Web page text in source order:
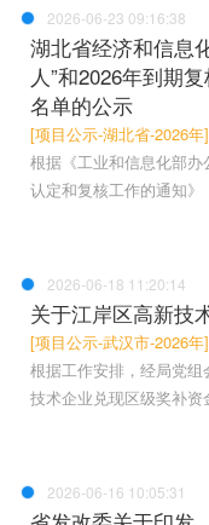
2026-06-23 09:16:38
湖北省经济和信息
人”和2026年到期
名单的公示
[项目公示-湖北省-2026年]
根据《工业和信息化部
认定和复核工作的通知
2026-06-18 11:20:14
关于江岸区高新技
[项目公示-武汉市-2026年]
根据工作安排，经局党
技术企业兑现区级奖补
2026-06-16 10:05:31